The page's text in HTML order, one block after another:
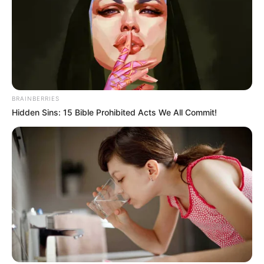
BRAINBERRIES
Hidden Sins: 15 Bible Prohibited Acts We All Commit!